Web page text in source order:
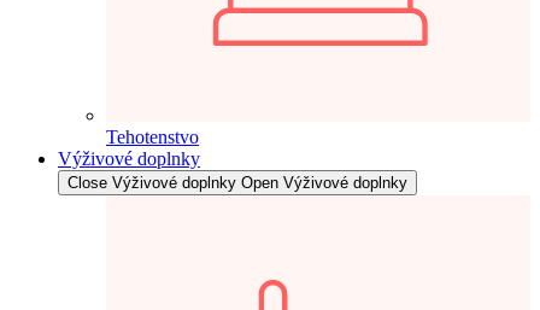
Tehotenstvo
Výživové doplnky
Close Výživové doplnky Open Výživové doplnky